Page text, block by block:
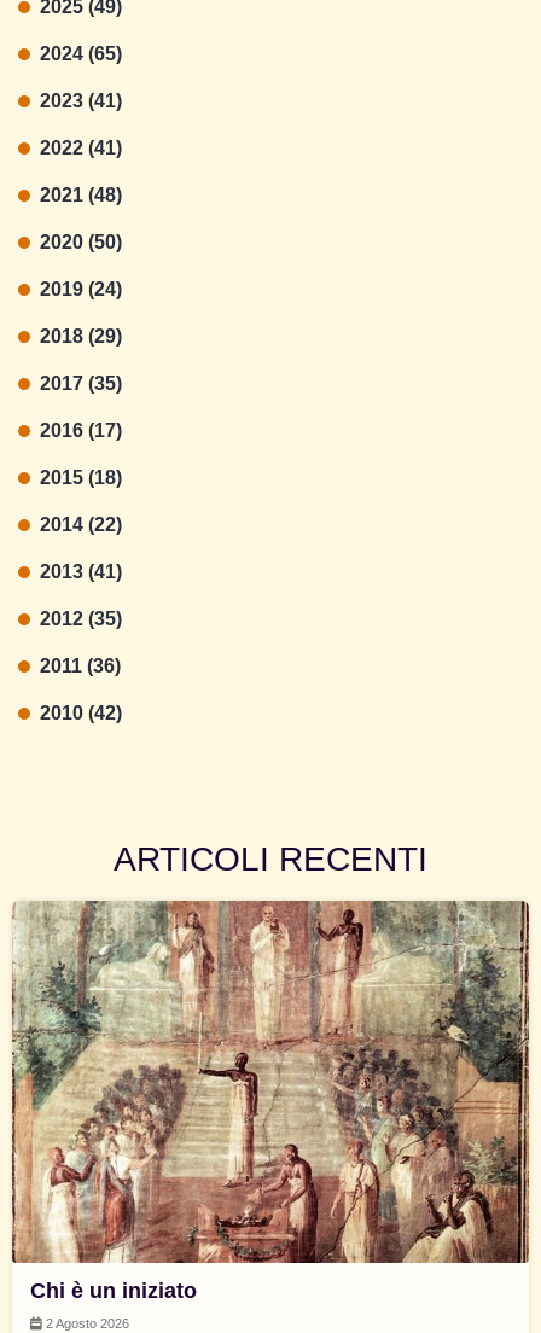
2025 (49)
2024 (65)
2023 (41)
2022 (41)
2021 (48)
2020 (50)
2019 (24)
2018 (29)
2017 (35)
2016 (17)
2015 (18)
2014 (22)
2013 (41)
2012 (35)
2011 (36)
2010 (42)
ARTICOLI RECENTI
Chi è un iniziato
2 Agosto 2026